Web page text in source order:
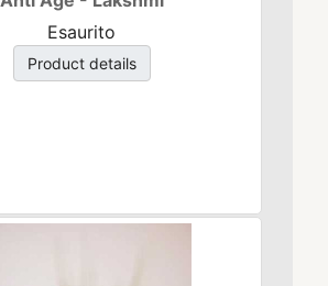
Esaurito
Product details